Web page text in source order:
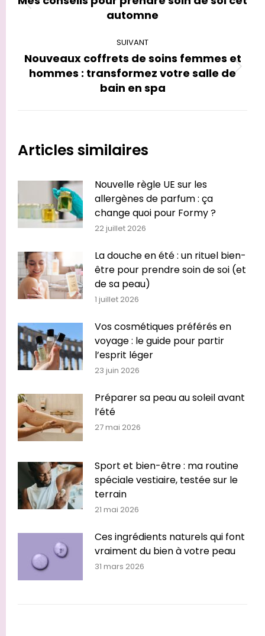
Article
précédent
automne
SUIVANT
Article
suivant
Nouveaux coffrets de soins femmes et
hommes : transformez votre salle de
bain en spa
Articles similaires
Nouvelle règle UE sur les
allergènes de parfum : ça
change quoi pour Formy ?
22 juillet 2026
La douche en été : un rituel bien-
être pour prendre soin de soi (et
de sa peau)
1 juillet 2026
Vos cosmétiques préférés en
voyage : le guide pour partir
l’esprit léger
23 juin 2026
Préparer sa peau au soleil avant
l’été
27 mai 2026
Sport et bien-être : ma routine
spéciale vestiaire, testée sur le
terrain
21 mai 2026
Ces ingrédients naturels qui font
vraiment du bien à votre peau
31 mars 2026